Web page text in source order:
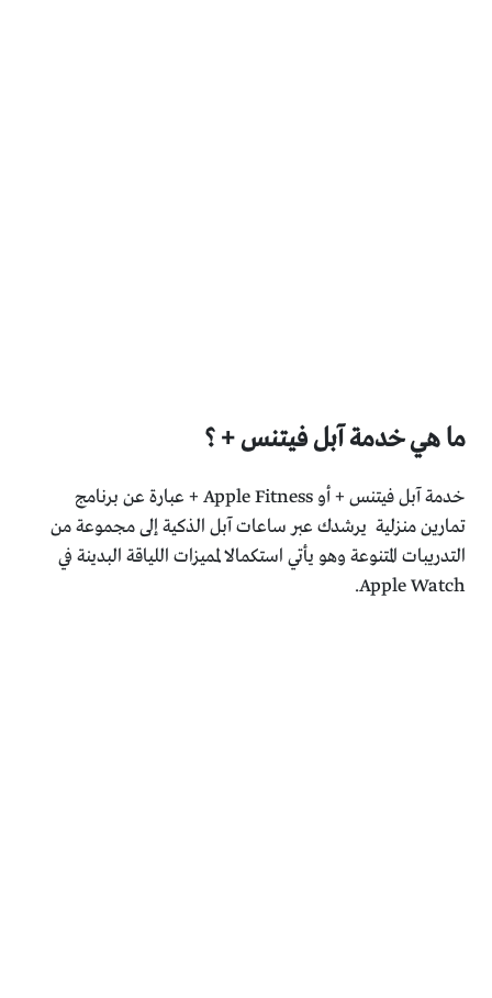
ما هي خدمة آبل فيتنس + ؟
خدمة آبل فيتنس + أو Apple Fitness + عبارة عن برنامج
تمارين منزلية يرشدك عبر ساعات آبل الذكية إلى مجموعة من
التدريبات المتنوعة وهو يأتي استكمالا لمميزات اللياقة البدينة في
Apple Watch.